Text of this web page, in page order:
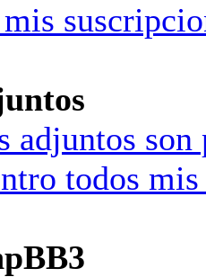
adjuntos
todos